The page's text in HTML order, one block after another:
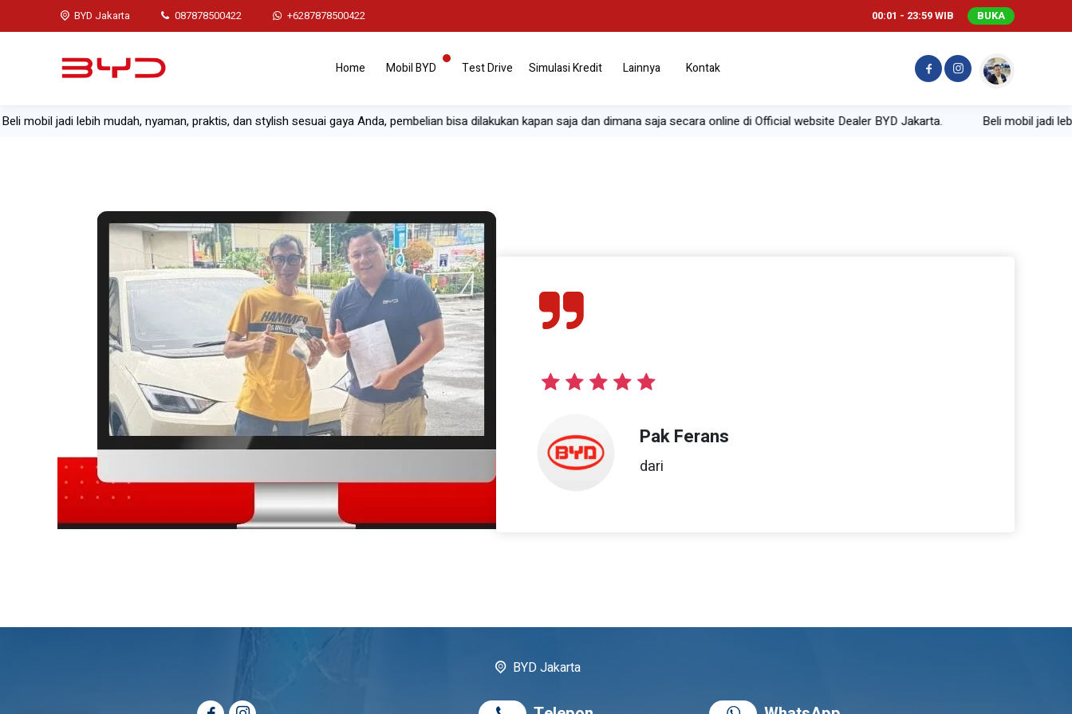
BYD Jakarta 087878500422 +6287878500422 00:01 - 23:59 WIB BUKA
Home Mobil BYD Test Drive Simulasi Kredit Lainnya Kontak
mobil jadi lebih mudah, nyaman, praktis, dan stylish sesuai gaya Anda, pembelian bisa dilakukan kapan saja dan dimana saja secara online di Official website Dealer BYD Jakarta. Beli mobil jadi
Pak Ferans
dari
BYD Jakarta